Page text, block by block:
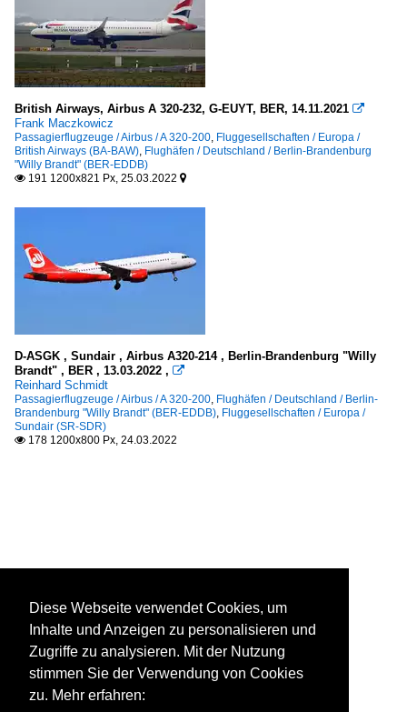
British Airways, Airbus A 320-232, G-EUYT, BER, 14.11.2021 
Frank Maczkowicz
Passagierflugzeuge / Airbus / A 320-200, Fluggesellschaften / Europa /
British Airways (BA-BAW), Flughäfen / Deutschland / Berlin-Brandenburg
"Willy Brandt" (BER-EDDB)
 191 1200x821 Px, 25.03.2022 
D-ASGK , Sundair , Airbus A320-214 , Berlin-Brandenburg "Willy
Brandt" , BER , 13.03.2022 , 
Reinhard Schmidt
Passagierflugzeuge / Airbus / A 320-200, Flughäfen / Deutschland / Berlin-
Brandenburg "Willy Brandt" (BER-EDDB), Fluggesellschaften / Europa /
Sundair (SR-SDR)
 178 1200x800 Px, 24.03.2022
Diese Webseite verwendet Cookies, um
Inhalte und Anzeigen zu personalisieren und
Zugriffe zu analysieren. Mit der Nutzung
stimmen Sie der Verwendung von Cookies
zu. Mehr erfahren: